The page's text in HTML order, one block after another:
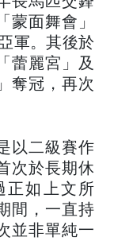
蒙面舞會」
軍。其後於
蕾麗宮」及
奪冠，再次
以二級賽作
次於長期休
正如上文所
間，一直持
並非單純一